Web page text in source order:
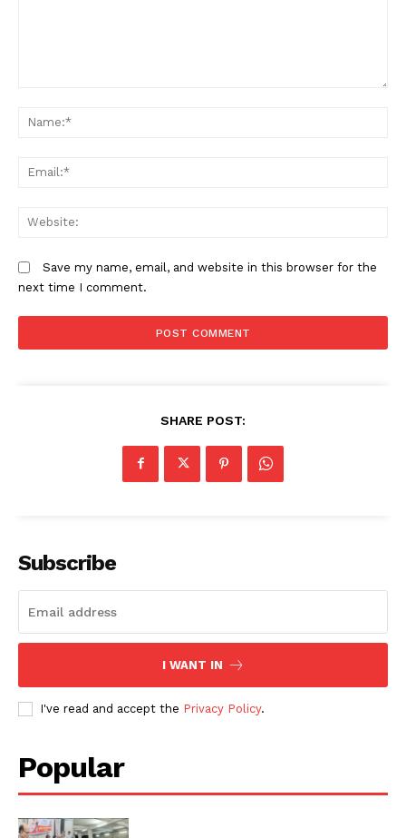
Save my name, email, and website in this browser for the
next time I comment.
SHARE POST:
Subscribe
I WANT IN
I've read and accept the Privacy Policy.
Popular